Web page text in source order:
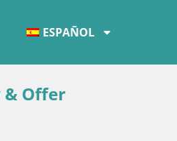
ESPAÑOL
& Offer